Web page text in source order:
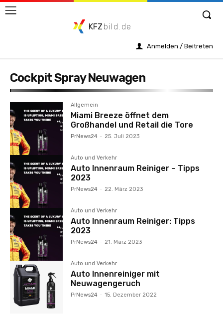
KFZ bild.de
Anmelden / Beitreten
Cockpit Spray Neuwagen
Allgemein
Miami Breeze öffnet dem
Großhandel und Retail die Tore
PrNews24 - 25. Juli 2023
Auto und Verkehr
Auto Innenraum Reiniger – Tipps
2023
PrNews24 - 22. März 2023
Auto und Verkehr
Auto Innenraum Reiniger: Tipps
2023
PrNews24 - 21. März 2023
Auto und Verkehr
Auto Innenreiniger mit
Neuwagengeruch
PrNews24 - 15. Dezember 2022